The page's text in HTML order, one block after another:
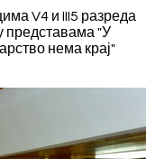
V4 и III5 разреда
представама "У
нема крај"